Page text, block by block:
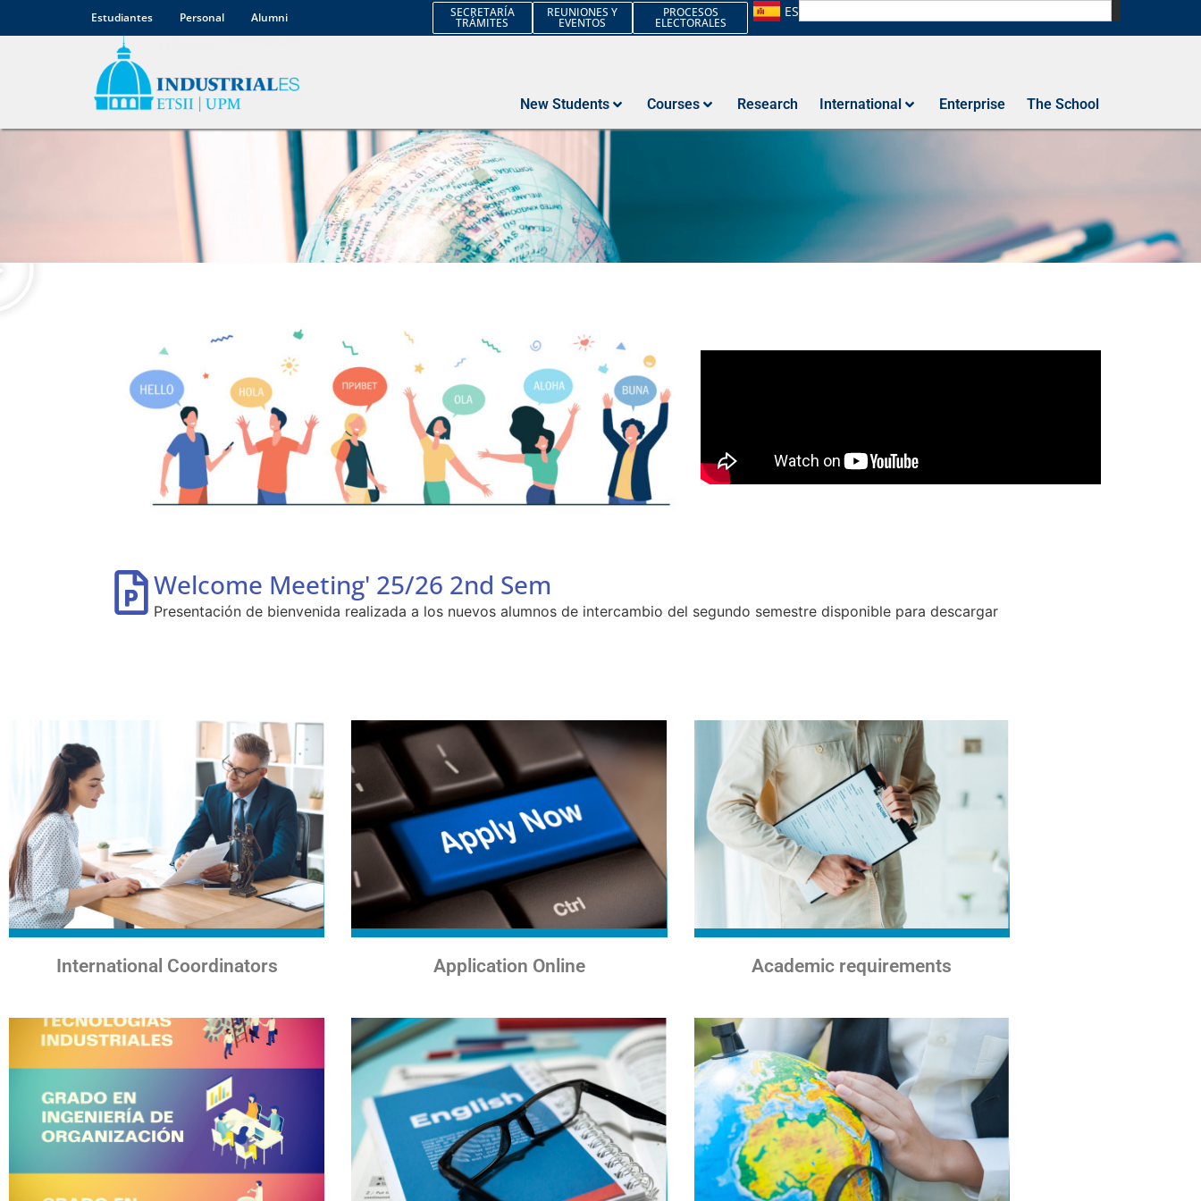
Estudiantes Personal Alumni SECRETARÍA
TRÁMITES
REUNIONES Y
EVENTOS
PROCESOS
ELECTORALES
ES
New Students Courses Research International Enterprise The School
Students
Welcome Meeting' 25/26 2nd Sem
Presentación de bienvenida realizada a los nuevos alumnos de intercambio del segundo semestre disponible para descargar
International Coordinators Application Online Academic requirements